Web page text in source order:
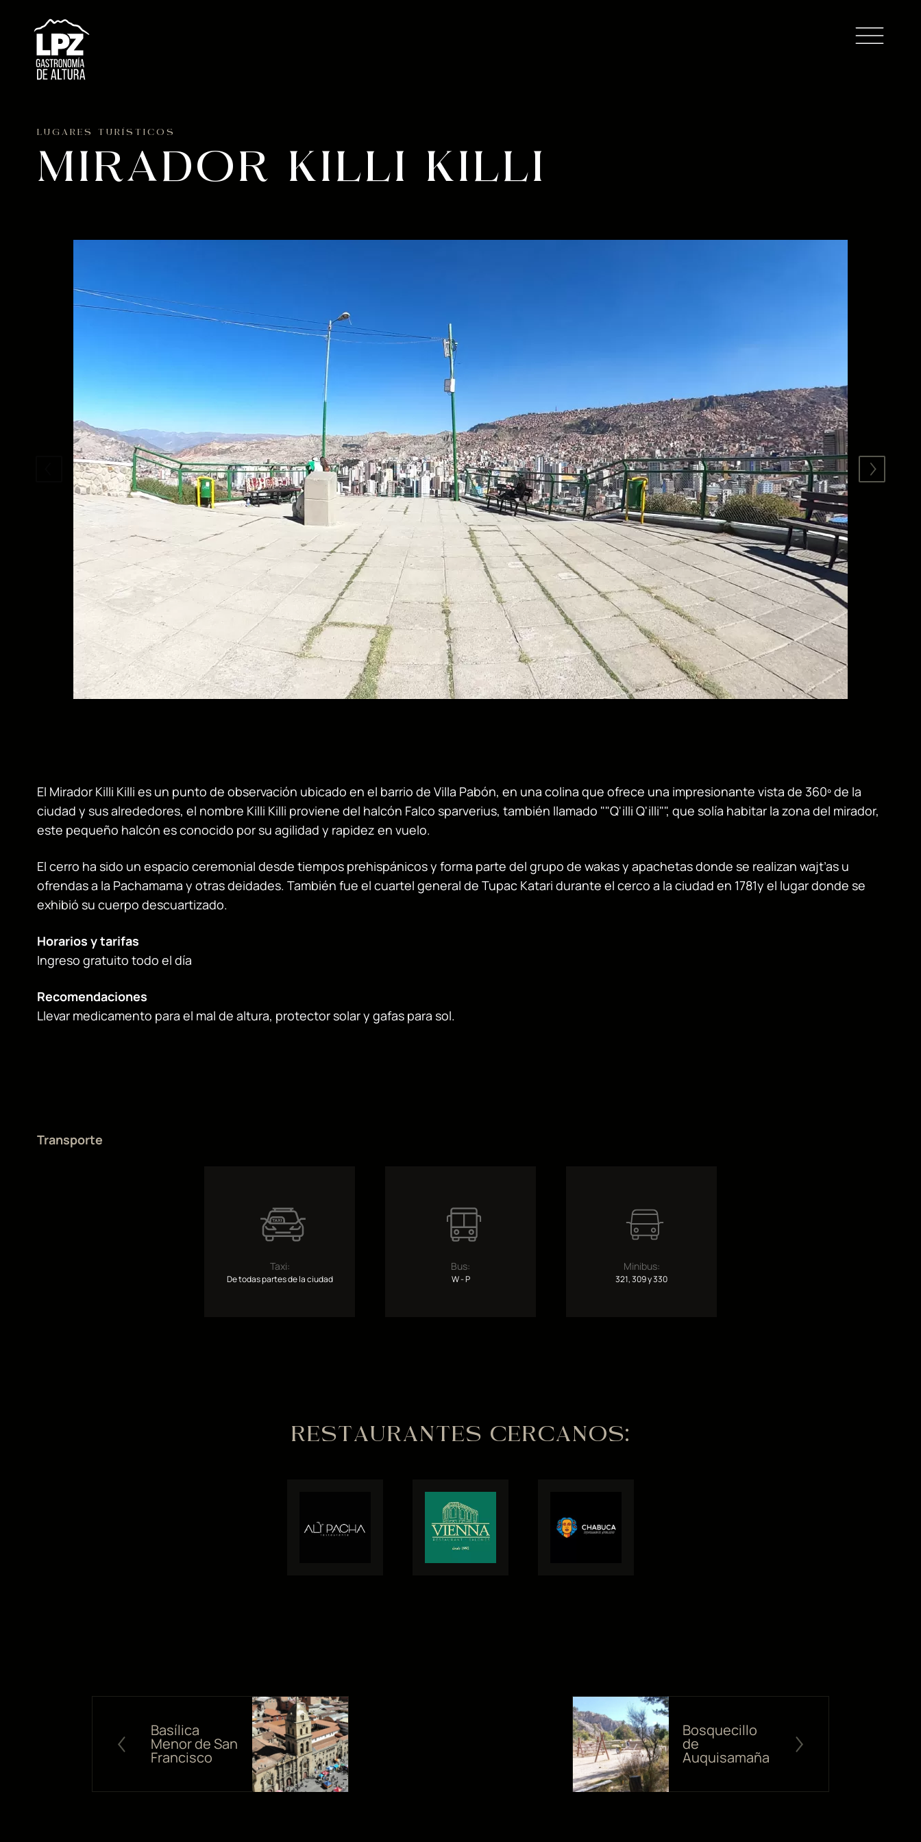
LUGARES TURÍSTICOS
MIRADOR KILLI KILLI
El Mirador Killi Killi es un punto de observación ubicado en el barrio de Villa Pabón, en una colina que ofrece una impresionante vista de 360º de la
ciudad y sus alrededores, el nombre Killi Killi proviene del halcón Falco sparverius, también llamado ""Q'illi Q'illi"", que solía habitar la zona del mirador,
este pequeño halcón es conocido por su agilidad y rapidez en vuelo.
El cerro ha sido un espacio ceremonial desde tiempos prehispánicos y forma parte del grupo de wakas y apachetas donde se realizan wajt’as u
ofrendas a la Pachamama y otras deidades. También fue el cuartel general de Tupac Katari durante el cerco a la ciudad en 1781y el lugar donde se
exhibió su cuerpo descuartizado.
Horarios y tarifas
Ingreso gratuito todo el día
Recomendaciones
Llevar medicamento para el mal de altura, protector solar y gafas para sol.
Transporte
Taxi:
De todas partes de la ciudad
Bus:
W - P
Minibus:
321, 309 y 330
RESTAURANTES CERCANOS:
Basílica
Menor de San
Francisco
Bosquecillo
de
Auquisamaña